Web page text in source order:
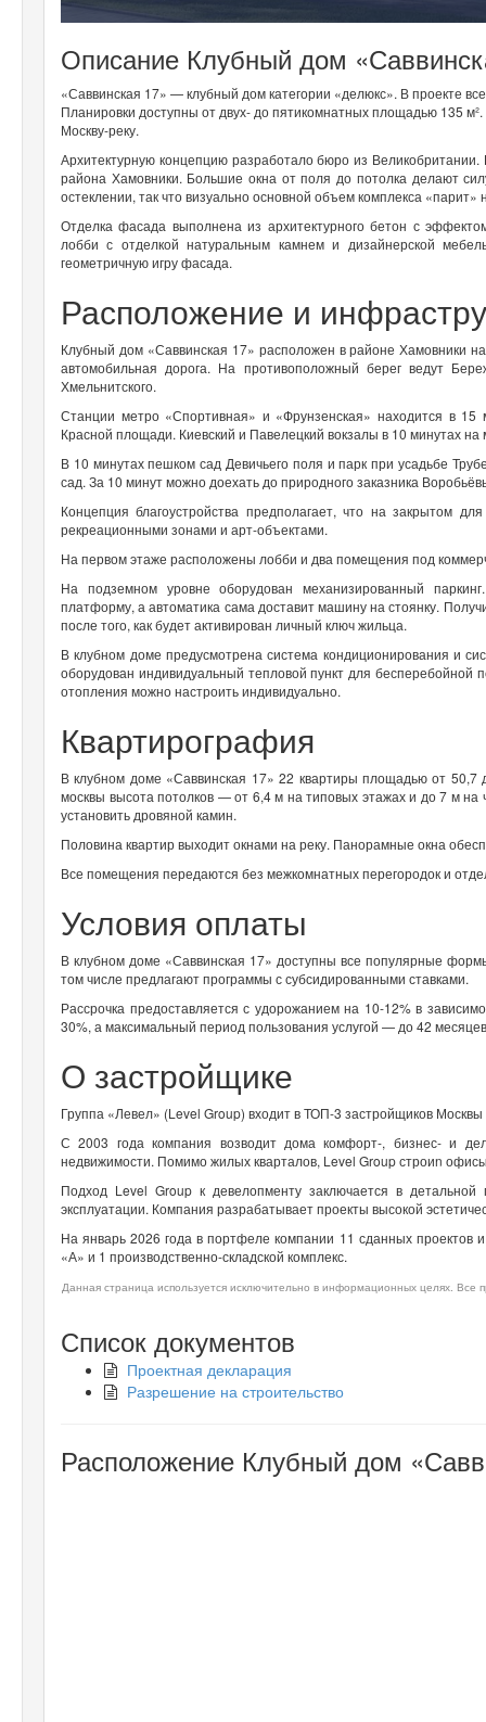
Описание Клубный дом
«Саввинская 17» — клубный дом категории «делюкс». В проекте
Планировки доступны от двух- до пятикомнатных площадью 135
Москву-реку.
Архитектурную концепцию разработало бюро из
района Хамовники. Большие окна от поля до потолка делают
остеклении, так что визуально основной объем комплекса
Отделка фасада выполнена из архитектурного бетон с
лобби с отделкой натуральным камнем и дизайнерской
геометричную игру фасада.
Расположение и
Клубный дом «Саввинская 17» расположен в районе Хамовники
автомобильная дорога. На противоположный берег ведут
Хмельнитского.
Станции метро «Спортивная» и «Фрунзенская» находится в
Красной площади. Киевский и Павелецкий вокзалы в 10 минутах
В 10 минутах пешком сад Девичьего поля и парк при усадьбе
сад. За 10 минут можно доехать до природного заказника
Концепция благоустройства предполагает, что на закрытом
рекреационными зонами и арт-объектами.
На первом этаже расположены лобби и два помещения под
На подземном уровне оборудован механизированный
платформу, а автоматика сама доставит машину на стоянку.
после того, как будет активирован личный ключ жильца.
В клубном доме предусмотрена система кондиционирования и
оборудован индивидуальный тепловой пункт для
отопления можно настроить индивидуально.
Квартирография
В клубном доме «Саввинская 17» 22 квартиры площадью от
москвы высота потолков — от 6,4 м на типовых этажах и до 7 м на
установить дровяной камин.
Половина квартир выходит окнами на реку. Панорамные окна
Все помещения передаются без межкомнатных перегородок и
Условия оплаты
В клубном доме «Саввинская 17» доступны все популярные
том числе предлагают программы с субсидированными ставками.
Рассрочка предоставляется с удорожанием на 10-12% в
30%, а максимальный период пользования услугой — до 42
О застройщике
Группа «Левел» (Level Group) входит в ТОП-3 застройщиков
С 2003 года компания возводит дома комфорт-, бизнес- и
недвижимости. Помимо жилых кварталов, Level Group строиn
Подход Level Group к девелопменту заключается в
эксплуатации. Компания разрабатывает проекты высокой
На январь 2026 года в портфеле компании 11 сданных проектов
«А» и 1 производственно-складской комплекс.
Данная страница используется исключительно в информационных целях.
Список документов
Проектная декларация
Разрешение на строительство
Расположение Клубный дом